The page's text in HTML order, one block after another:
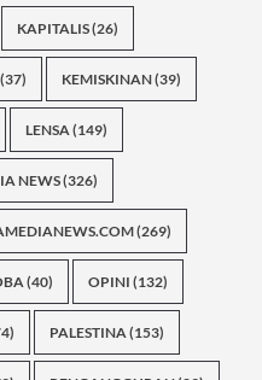
KAPITALIS(26)
KEMISKINAN(39)
LENSA(149)
NEWS(326)
(269)
(40) OPINI (132)
PALESTINA(153)